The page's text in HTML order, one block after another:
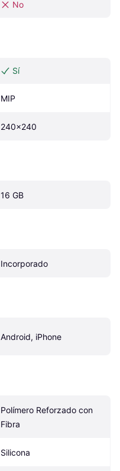
No
Sí
MIP
240x240
16 GB
Incorporado
Android, iPhone
Polímero Reforzado con
Fibra
Silicona